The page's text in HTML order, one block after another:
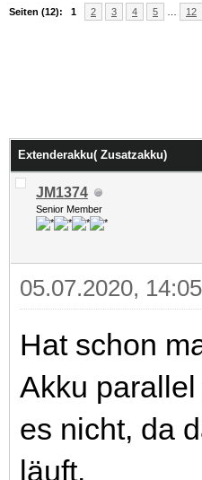
Seiten (12): 1 2 3 4 5 12
Extenderakku( Zusatzakku)
JM1374
Senior Member
05.07.2020, 14:05
Hat schon
Akku
es nicht, da
läuft.